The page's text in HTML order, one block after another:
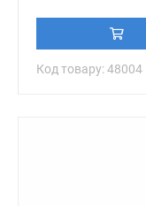
Код товару: 48004